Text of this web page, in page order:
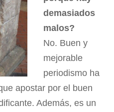
demasiados
malos?
No. Buen y
mejorable
periodismo ha
apostar por el buen
Además, es un